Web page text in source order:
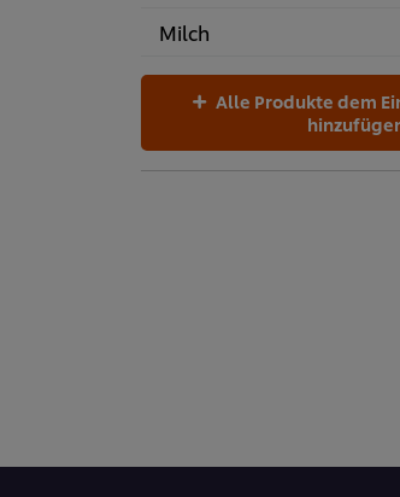
Milch